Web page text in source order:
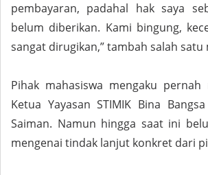
pembayaran, padahal hak saya
belum diberikan. Kami bingung,
sangat dirugikan,” tambah salah satu
Pihak mahasiswa mengaku pernah
Ketua Yayasan STIMIK Bina
Saiman. Namun hingga saat ini
mengenai tindak lanjut konkret dari